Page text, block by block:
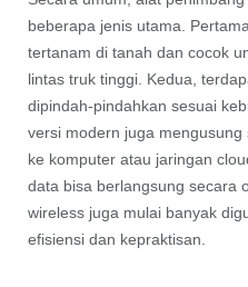
beberapa jenis utama.
tertanam di tanah dan cocok
lintas truk tinggi. Kedua,
dipindah-pindahkan sesuai
versi modern juga
ke komputer atau jaringan
data bisa berlangsung secara
wireless juga mulai banyak
efisiensi dan kepraktisan.